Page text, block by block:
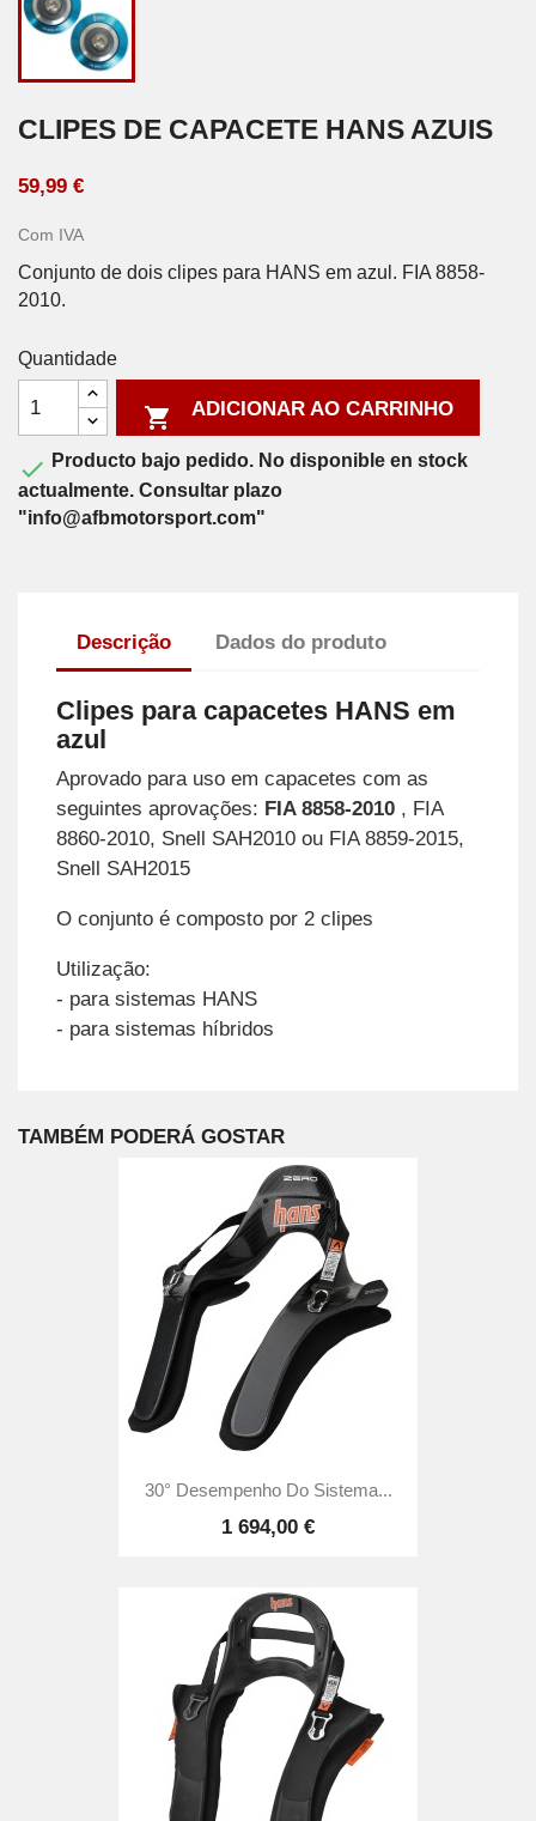
CLIPES DE CAPACETE HANS AZUIS
59,99 €
Com IVA
Conjunto de dois clipes para HANS em azul. FIA 8858-
2010.
Quantidade
 ADICIONAR AO CARRINHO
 Producto bajo pedido. No disponible en stock
actualmente. Consultar plazo
"info@afbmotorsport.com"
Descrição Dados do produto
Clipes para capacetes HANS em
azul
Aprovado para uso em capacetes com as
seguintes aprovações: FIA 8858-2010, FIA
8860-2010, Snell SAH2010 ou FIA 8859-2015,
Snell SAH2015
O conjunto é composto por 2 clipes
Utilização:
- para sistemas HANS
- para sistemas híbridos
TAMBÉM PODERÁ GOSTAR
30° Desempenho Do Sistema...
1 694,00 €